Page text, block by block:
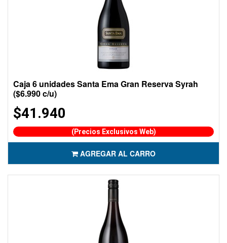
Caja 6 unidades Santa Ema Gran Reserva Syrah
($6.990 c/u)
$41.940
(Precios Exclusivos Web)
AGREGAR AL CARRO